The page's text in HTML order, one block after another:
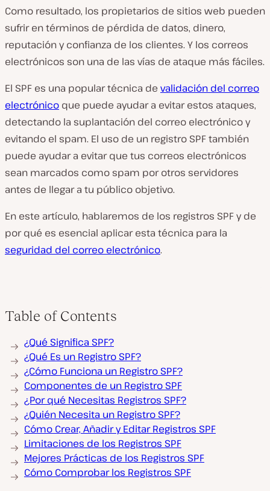
Como resultado, los propietarios de sitios web pueden
sufrir en términos de pérdida de datos, dinero,
reputación y confianza de los clientes. Y los correos
electrónicos son una de las vías de ataque más fáciles.
El SPF es una popular técnica de validación del correo
electrónico que puede ayudar a evitar estos ataques,
detectando la suplantación del correo electrónico y
evitando el spam. El uso de un registro SPF también
puede ayudar a evitar que tus correos electrónicos
sean marcados como spam por otros servidores
antes de llegar a tu público objetivo.
En este artículo, hablaremos de los registros SPF y de
por qué es esencial aplicar esta técnica para la
seguridad del correo electrónico.
Table of Contents
¿Qué Significa SPF?
¿Qué Es un Registro SPF?
¿Cómo Funciona un Registro SPF?
Componentes de un Registro SPF
¿Por qué Necesitas Registros SPF?
¿Quién Necesita un Registro SPF?
Cómo Crear, Añadir y Editar Registros SPF
Limitaciones de los Registros SPF
Mejores Prácticas de los Registros SPF
Cómo Comprobar los Registros SPF